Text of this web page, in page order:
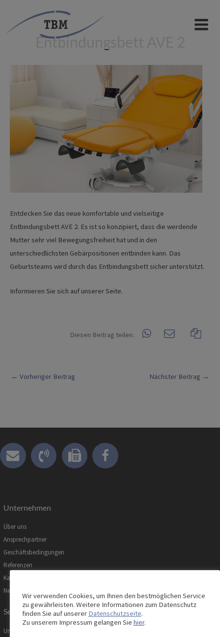
springen
MAIN
Entbindungsbett AVE 2
Entdecken Sie das neue komfortable und vielseitige
Entbindungsbett AVE 2. Es ist so konzipiert, dass die werdende
Mutter sehr viel Bewegungsfreiheit hat und in den
unterschiedlichsten Gebärpositionen entbinden kann. Das
Geburtsteams wird durch das Entbindungsbett sicher unterstützt.
Informieren Sie sich auf unserer Seite.
Diesen Beitrag teilen:
Post
← Vorheriger Beitrag Nächster Beitrag →
Unternehmen
Über uns
Ansprechpartner
Geschäftsbedingungen
Referenzen
Karriere
News
Service
Unsere Serviceleistungen
Wir verwenden Cookies, um Ihnen den bestmöglichen Service
zu gewährleisten. Weitere Informationen zum Datenschutz
finden Sie auf unserer Datenschutzseite.
Zu unserem Impressum gelangen Sie hier.